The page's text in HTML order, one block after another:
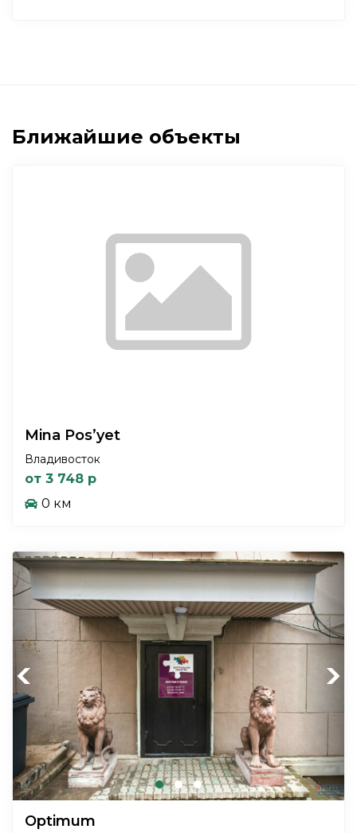
Ближайшие объекты
Mina Pos’yet
Владивосток
от 3 748 р
0 км
Previous Next
Optimum